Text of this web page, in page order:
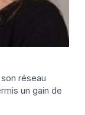
réseau
un gain de